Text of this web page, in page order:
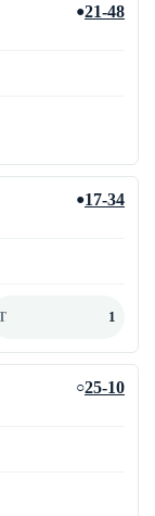
●21-48
●17-34
1
○25-10